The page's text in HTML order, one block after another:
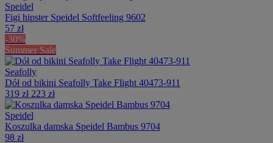
Speidel
Figi hipster Speidel Softfeeling 9602
57 zł
-30%
Summer Sale
Seafolly
Dół od bikini Seafolly Take Flight 40473-911
319 zł 223 zł
Speidel
Koszulka damska Speidel Bambus 9704
98 zł